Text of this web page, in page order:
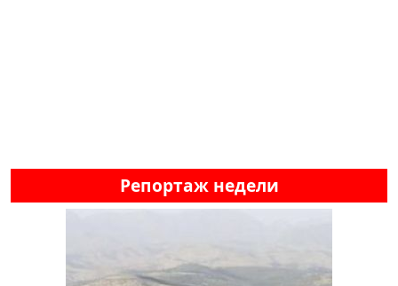
Репортаж недели